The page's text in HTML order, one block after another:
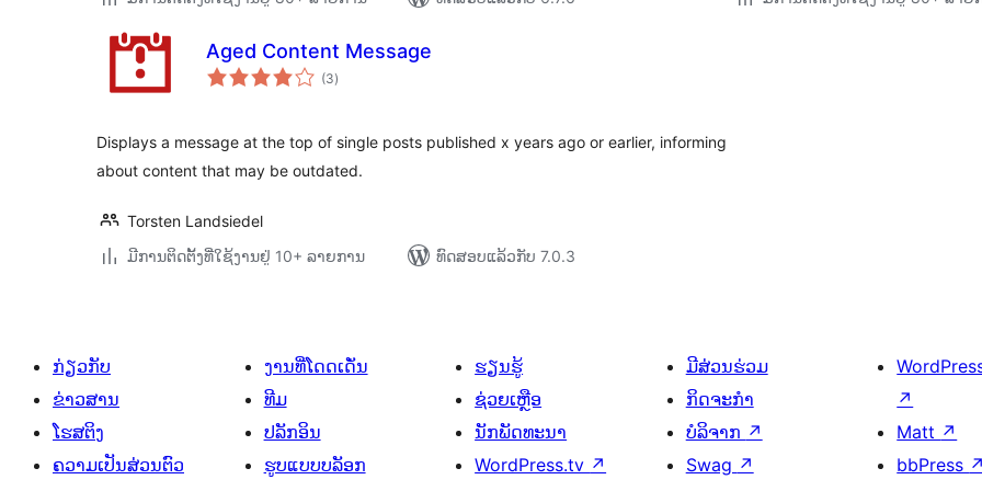
Aged Content Message
(3ຄະແນນ
ທັງໝົດ
)
Displays a message at the top of single posts published x years ago or earlier, informing
about content that may be outdated.
Torsten Landsiedel
ມີການຕິດຕັ້ງທີ່ໃຊ້ງານຢູ່ 10+ ລາຍການ
ທົດສອບແລ້ວກັບ 7.0.3
ກ່ຽວກັບ
ຂ່າວສານ
ໂຮສຕິງ
ຄວາມເປັນສ່ວນຕົວ
ງານທີ່ໂດດເດັ່ນ
ທີມ
ປລັກອິນ
ຮູບແບບບລັອກ
ຮຽນຮູ້
ຊ່ວຍເຫຼືອ
ນັກພັດທະນາ
WordPress.tv ↗
ມີສ່ວນຮ່ວມ
ກິດຈະກຳ
ບໍລິຈາກ ↗
Swag ↗
↗
Matt ↗
bbPress ↗